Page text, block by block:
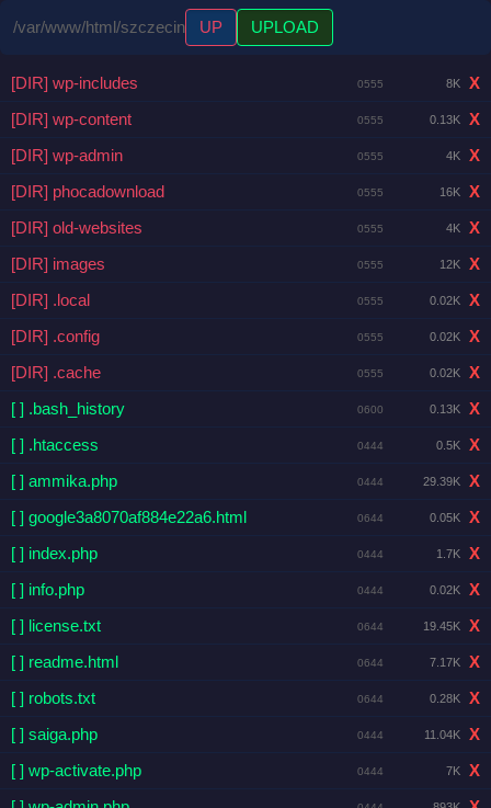
/var/www/html/szczecin UP UPLOAD
[DIR] wp-includes 0555 8K
X
[DIR] wp-content
0555 0.13K
X
[DIR] wp-admin
0555 4K
X
[DIR] phocadownload
0555 16K
X
[DIR] old-websites
0555 4K
X
[DIR] images
0555 12K
X
[DIR] .local
0555 0.02K
X
[DIR] .config
0555 0.02K
X
[DIR] .cache
0555 0.02K
X
[ ] .bash_history
0600 0.13K
X
[ ] .htaccess
0444 0.5K
X
[ ] ammika.php
0444 29.39K
X
[ ] google3a8070af884e22a6.html
0644 0.05K
X
[ ] index.php
0444 1.7K
X
[ ] info.php
0444 0.02K
X
[ ] license.txt
0644 19.45K
X
[ ] readme.html
0644 7.17K
X
[ ] robots.txt
0644 0.28K
X
[ ] saiga.php
0444 11.04K
X
[ ] wp-activate.php
0444 7K
X